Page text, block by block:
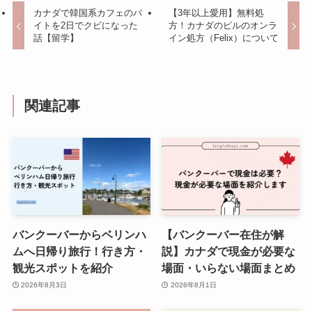
カナダで韓国系カフェのバ
イトを2日でクビになった
話【留学】
【3年以上愛用】無料処
方！カナダのピルのオンラ
イン処方（Felix）について
関連記事
バンクーバーからベリンハ
ムへ日帰り旅行！行き方・
観光スポットを紹介
2026年8月3日
【バンクーバー在住が解
説】カナダで現金が必要な
場面・いらない場面まとめ
2026年8月1日